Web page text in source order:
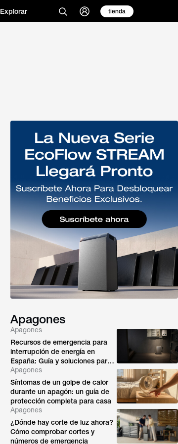
Explorar tienda
Apagones
Apagones
Recursos de emergencia para
interrupción de energía en
España: Guía y soluciones para
el hogar
Apagones
Síntomas de un golpe de calor
durante un apagón: un guía de
protección completa para casa
Apagones
¿Dónde hay corte de luz ahora?
Cómo comprobar cortes y
números de emergencia